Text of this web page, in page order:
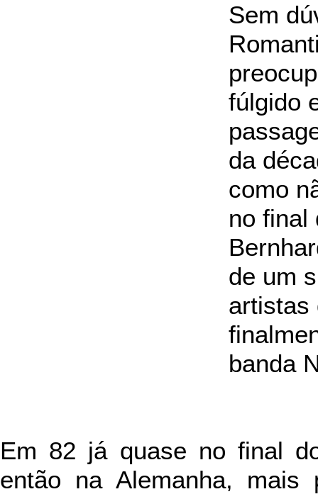
Sem
fúlgido
da
como
no final
de um
artistas
banda
Em 82 já quase no final
então na Alemanha, mais